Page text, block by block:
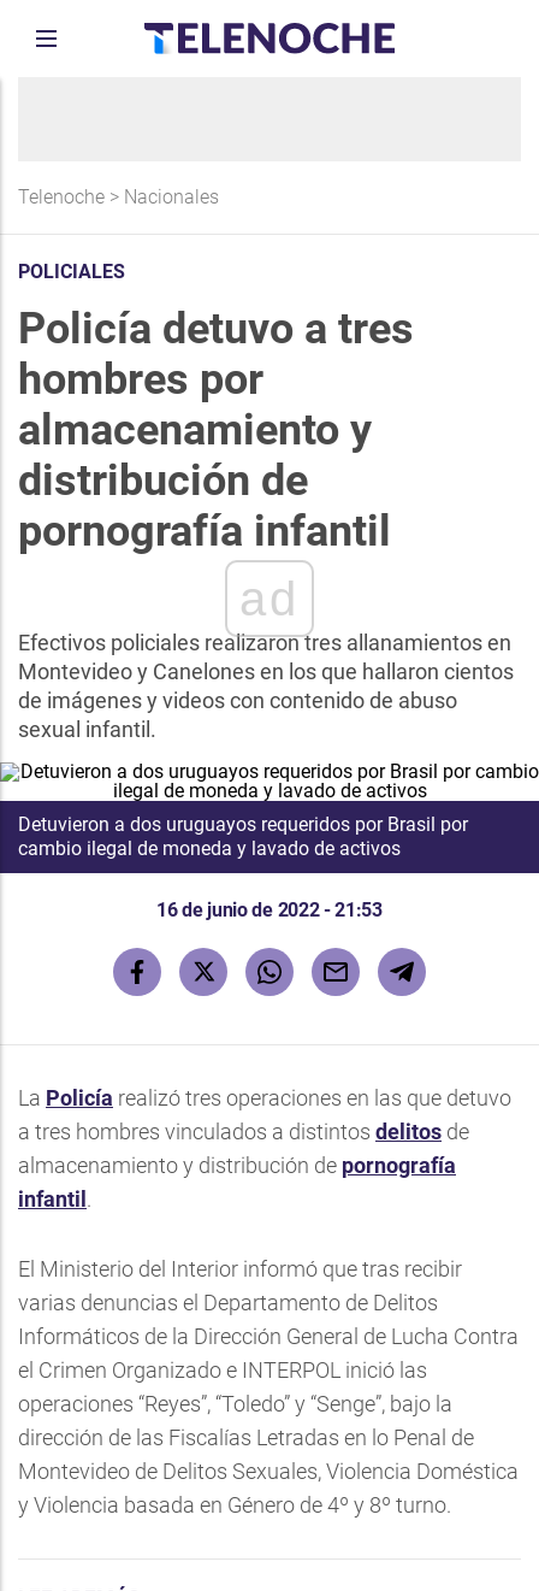
Telenoche > Nacionales
POLICIALES
Policía detuvo a tres
hombres por
almacenamiento y
distribución de
pornografía infantil
ad
Efectivos policiales realizaron tres allanamientos en
Montevideo y Canelones en los que hallaron cientos
de imágenes y videos con contenido de abuso
sexual infantil.
Detuvieron a dos uruguayos requeridos por Brasil por
cambio ilegal de moneda y lavado de activos
16 de junio de 2022 - 21:53
La Policía realizó tres operaciones en las que detuvo
a tres hombres vinculados a distintos delitos de
almacenamiento y distribución de pornografía
infantil .
El Ministerio del Interior informó que tras recibir
varias denuncias el Departamento de Delitos
Informáticos de la Dirección General de Lucha Contra
el Crimen Organizado e INTERPOL inició las
operaciones “Reyes”, “Toledo” y “Senge”, bajo la
dirección de las Fiscalías Letradas en lo Penal de
Montevideo de Delitos Sexuales, Violencia Doméstica
y Violencia basada en Género de 4º y 8º turno.